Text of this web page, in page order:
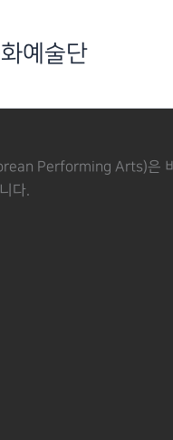
예술단
Performing Arts)은
다.